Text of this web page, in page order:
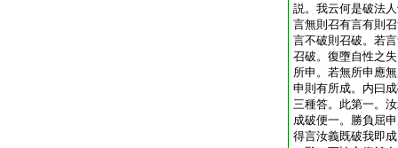
説。我云何是破法
言無則召有言有則
言不破則召破。若
召破。復墮自性之
所申。若無所申應
申則有所成。内曰
三種答。此第一。
成破便一。勝負屈
得言汝義既破我即